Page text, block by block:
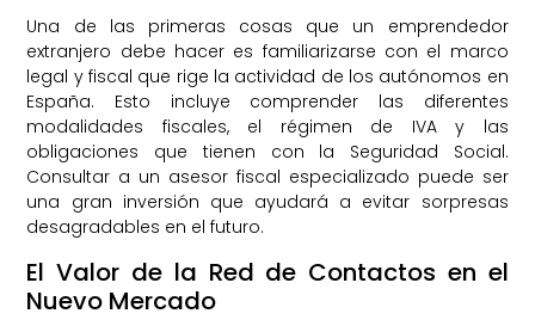
Una de las primeras cosas que un emprendedor
extranjero debe hacer es familiarizarse con el marco
legal y fiscal que rige la actividad de los autónomos en
España. Esto incluye comprender las diferentes
modalidades fiscales, el régimen de IVA y las
obligaciones que tienen con la Seguridad Social.
Consultar a un asesor fiscal especializado puede ser
una gran inversión que ayudará a evitar sorpresas
desagradables en el futuro.
El Valor de la Red de Contactos en el
Nuevo Mercado